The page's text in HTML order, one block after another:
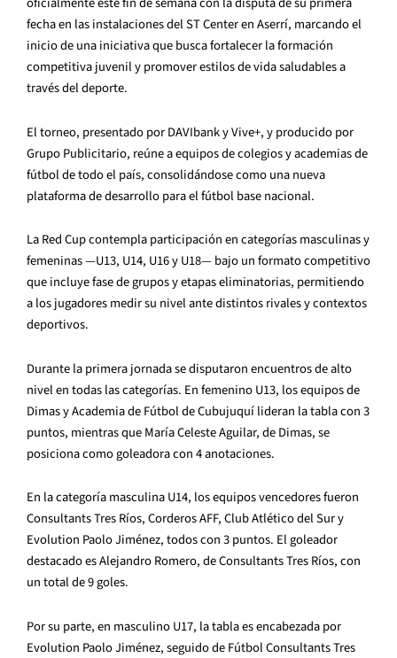
fecha en las instalaciones del ST Center en Aserrí, marcando el
inicio de una iniciativa que busca fortalecer la formación
competitiva juvenil y promover estilos de vida saludables a
través del deporte.
El torneo, presentado por DAVIbank y Vive+, y producido por
Grupo Publicitario, reúne a equipos de colegios y academias de
fútbol de todo el país, consolidándose como una nueva
plataforma de desarrollo para el fútbol base nacional.
La Red Cup contempla participación en categorías masculinas y
femeninas —U13, U14, U16 y U18— bajo un formato competitivo
que incluye fase de grupos y etapas eliminatorias, permitiendo
a los jugadores medir su nivel ante distintos rivales y contextos
deportivos.
Durante la primera jornada se disputaron encuentros de alto
nivel en todas las categorías. En femenino U13, los equipos de
Dimas y Academia de Fútbol de Cubujuquí lideran la tabla con 3
puntos, mientras que María Celeste Aguilar, de Dimas, se
posiciona como goleadora con 4 anotaciones.
En la categoría masculina U14, los equipos vencedores fueron
Consultants Tres Ríos, Corderos AFF, Club Atlético del Sur y
Evolution Paolo Jiménez, todos con 3 puntos. El goleador
destacado es Alejandro Romero, de Consultants Tres Ríos, con
un total de 9 goles.
Por su parte, en masculino U17, la tabla es encabezada por
Evolution Paolo Jiménez, seguido de Fútbol Consultants Tres